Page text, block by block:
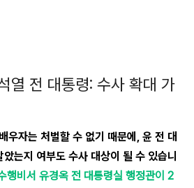
열 전 대통령: 수사 확대 가
우자는 처벌할 수 없기 때문에, 윤 전 대
는지 여부도 수사 대상이 될 수 있습니
행비서 유경옥 전 대통령실 행정관이 2